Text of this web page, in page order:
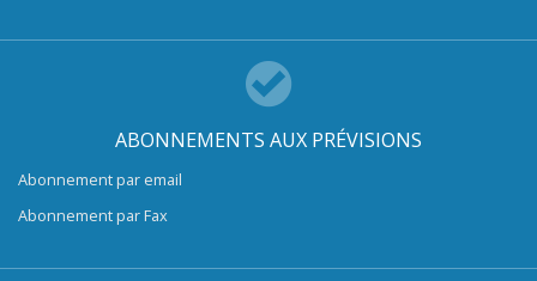
ABONNEMENTS AUX PRÉVISIONS
Abonnement par email
Abonnement par Fax